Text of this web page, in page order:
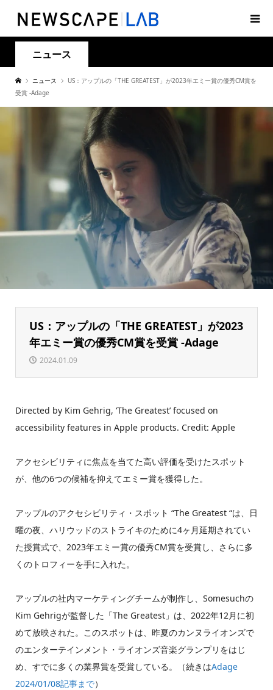
ニュース
ニュース
US：アップルの「THE GREATEST」が2023年エミー賞の優秀CM賞を
受賞 -Adage
US：アップルの「THE GREATEST」が2023
年エミー賞の優秀CM賞を受賞 -Adage
2024.01.09
Directed by Kim Gehrig, ‘The Greatest’ focused on
accessibility features in Apple products. Credit: Apple
アクセシビリティに焦点を当てた高い評価を受けたスポット
が、他の6つの候補を抑えてエミー賞を獲得した。
アップルのアクセシビリティ・スポット “The Greatest “は、日
曜の夜、ハリウッドのストライキのために4ヶ月延期されてい
た授賞式で、2023年エミー賞の優秀CM賞を受賞し、さらに多
くのトロフィーを手に入れた。
アップルの社内マーケティングチームが制作し、Somesuchの
Kim Gehrigが監督した「The Greatest」は、2022年12月に初
めて放映された。このスポットは、昨夏のカンヌライオンズで
のエンターテインメント・ライオンズ音楽グランプリをはじ
め、すでに多くの業界賞を受賞している。（続きはAdage
2024/01/08記事まで）